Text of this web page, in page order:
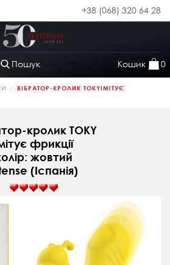
+38 (068) 320 64 28
Пошук Кошик 0
ВІБРАТОР-КРОЛИК TOKYІМІТУЄ
кролик TOKY
фрикції
жовтий
(Іспанія)